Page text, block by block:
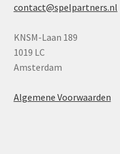
contact@spelpartners.nl
KNSM-Laan 189
1019 LC
Amsterdam
Algemene Voorwaarden